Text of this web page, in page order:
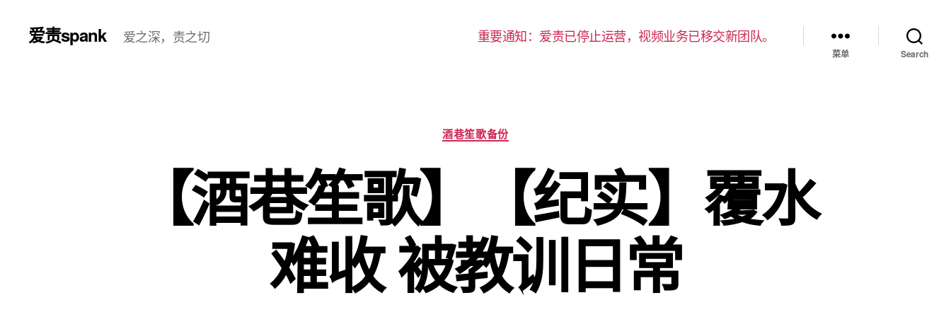
爱责spank 爱之深，责之切 重要通知：爱责已停止运营，视频业务已移交新团队。
菜单 Search
分
类
酒巷笙歌备份
【酒巷笙歌】【纪实】覆水
难收 被教训日常